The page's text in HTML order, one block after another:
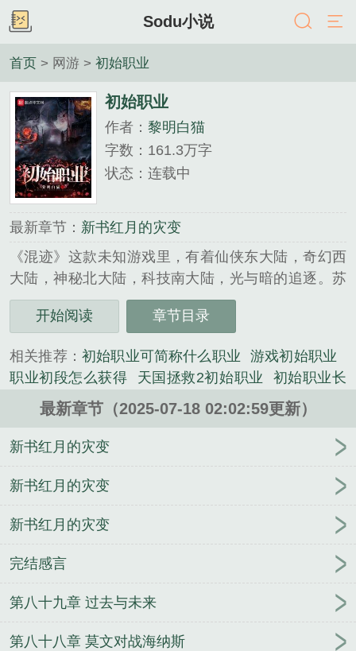
Sodu小说
首页 > 网游 > 初始职业
初始职业
作者： 黎明白猫
字数：161.3万字
状态：连载中
最新章节： 新书红月的灾变
《混迹》这款未知游戏里，有着仙侠东大陆，奇幻西
大陆，神秘北大陆，科技南大陆，光与暗的追逐。苏
昊创建账号时发生意外，匪夷所思穿越到游戏一年
前。他发现这里的NPC不止是NPC，这个游戏世界不
后。千年隔海解除，四大陆之间会触碰出怎样的花
火？“苏昊”瞭望大规模降临的玩家，意味深长自
语：“游戏开始！”...
开始阅读 章节目录
相关推荐： 初始职业可简称什么职业
游戏初始职业
职业初段怎么获得
天国拯救2初始职业
初始职业长
枪女性
初始职业百度百科 初始职业是采花贼的
尔登法环初始职业
最初职业
职业ff14 初始职业经理人
初始职
业123 八方旅人0初始职业
初始职业是剑修的暗黑类
初始职业 初始职业 黎明白猫
冒险岛
初始职业
初期的职
业生涯规划
原先职业
黑暗之魂3初始
职业
初始职业法师战士炼金术士
初始职业是采花贼
的网游
厨师 初始职业是初心者的什么游戏
初始职
最新章节（2025-07-18 02:02:59更新）
新书红月的灾变
新书红月的灾变
新书红月的灾变
完结感言
第八十九章 过去与未来
第八十八章 莫文对战海纳斯